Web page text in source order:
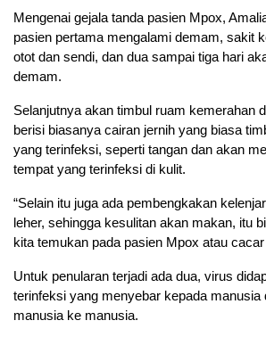
Mengenai gejala tanda pasien Mpox,
pasien pertama mengalami demam, sakit
otot dan sendi, dan dua sampai tiga hari
demam.
Selanjutnya akan timbul ruam kemerahan
berisi biasanya cairan jernih yang biasa
yang terinfeksi, seperti tangan dan akan
tempat yang terinfeksi di kulit.
“Selain itu juga ada pembengkakan
leher, sehingga kesulitan akan makan, itu
kita temukan pada pasien Mpox atau
Untuk penularan terjadi ada dua, virus
terinfeksi yang menyebar kepada manusia
manusia ke manusia.